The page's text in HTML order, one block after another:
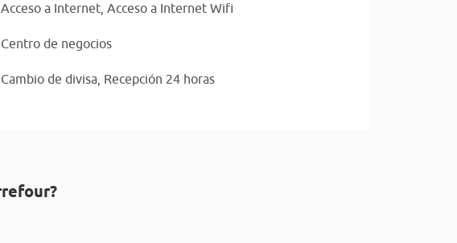
Acceso a Internet, Acceso a Internet Wifi
Centro de negocios
Cambio de divisa, Recepción 24 horas